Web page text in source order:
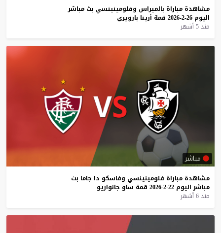
مشاهدة مباراة بالميراس وفلومينينسي بث مباشر
اليوم 26-2-2026 قمة أرينا بارويري
منذ 5 أشهر
مباشر
مشاهدة مباراة فلومينينسي وفاسكو دا جاما بث
مباشر اليوم 22-2-2026 قمة ساو جانواريو
منذ 6 أشهر